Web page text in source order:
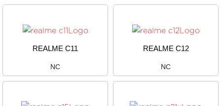
REALME C11
NC
REALME C12
NC